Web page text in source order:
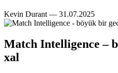
Kevin Durant — 31.07.2025
Match Intelligence –
xal